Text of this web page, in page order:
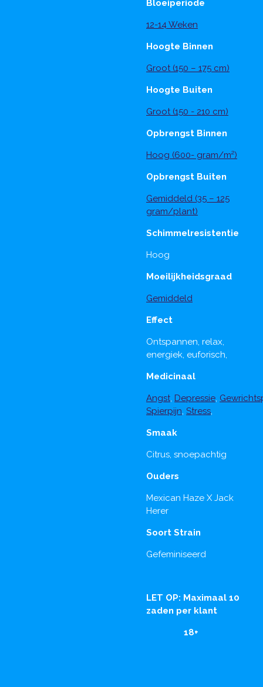
Bloeiperiode
12-14 Weken
Hoogte Binnen
Groot (150 – 175 cm)
Hoogte Buiten
Groot (150 - 210 cm)
Opbrengst Binnen
Hoog (600- gram/m²)
Opbrengst Buiten
Gemiddeld (35 – 125
gram/plant)
Schimmelresistentie
Hoog
Moeilijkheidsgraad
Gemiddeld
Effect
Ontspannen, relax,
energiek, euforisch,
Medicinaal
Angst, Depressie,
Spierpijn, Stress,
Smaak
Citrus, snoepachtig
Ouders
Mexican Haze X Jack
Herer
Soort Strain
Gefeminiseerd
LET OP: Maximaal 10
zaden per klant
18+